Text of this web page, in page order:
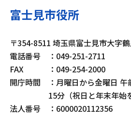
富士見市役所
〒354-8511 埼玉県富士見市大字
電話番号
：049-251-2711
FAX
：049-254-2000
開庁時間
：月曜日から金曜日
15分（祝日と年末年始
法人番号
：6000020112356